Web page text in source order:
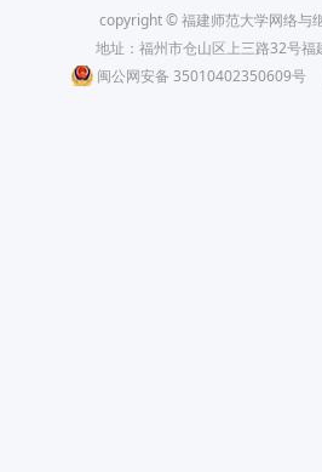
copyright © 福建师范大学网络与
地址：福州市仓山区上三路32号福
闽公网安备 35010402350609号